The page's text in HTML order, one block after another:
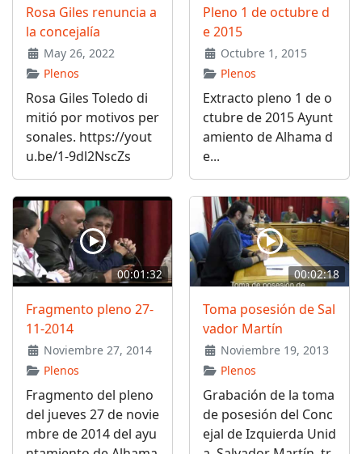
Rosa Giles renuncia a
la concejalía
May 26, 2022
Plenos
Rosa Giles Toledo di
mitió por motivos per
sonales. https://yout
u.be/1-9dl2NscZs
Pleno 1 de octubre d
e 2015
Octubre 1, 2015
Plenos
Extracto pleno 1 de o
ctubre de 2015 Ayunt
amiento de Alhama d
e...
00:01:32
Fragmento pleno 27-
11-2014
Noviembre 27, 2014
Plenos
Fragmento del pleno
del jueves 27 de novie
mbre de 2014 del ayu
00:02:18
Toma posesión de Sal
vador Martín
Noviembre 19, 2013
Plenos
Grabación de la toma
de posesión del Conc
ejal de Izquierda Unid